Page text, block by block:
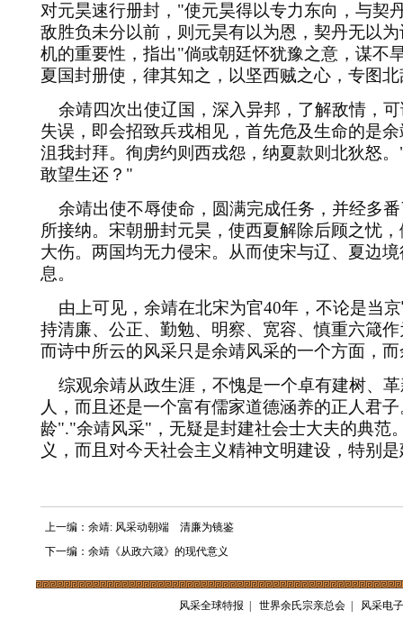
对元昊速行册封， "使元昊得以专力东向，与契
敌胜负未分以前，则元昊有以为恩，契丹无以
机的重要性，指出"倘或朝廷怀犹豫之意，谋不
夏国封册使，律其知之，以坚西贼之心，专图
余靖四次出使辽国，深入异邦，了解敌情，
失误，即会招致兵戎相见，首先危及生命的是
沮我封拜。徇虏约则西戎怨，纳夏款则北狄怒。
敢望生还？ "
余靖出使不辱使命，圆满完成任务，并经多
所接纳。宋朝册封元昊，使西夏解除后顾之忧
大伤。两国均无力侵宋。从而使宋与辽、夏边
息。
由上可见，余靖在北宋为官40年，不论是当
持清廉、公正、勤勉、明察、宽容、慎重六箴
而诗中所云的风采只是余靖风采的一个方面，
综观余靖从政生涯，不愧是一个卓有建树、
人，而且还是一个富有儒家道德涵养的正人君
龄"."余靖风采" ，无疑是封建社会士大夫的典
义，而且对今天社会主义精神文明建设，特别
上一编：余靖: 风采动朝端 清廉为镜鉴
下一编：余靖《从政六箴》的现代意义
风采全球特报 世界余氏宗亲总会 风采电